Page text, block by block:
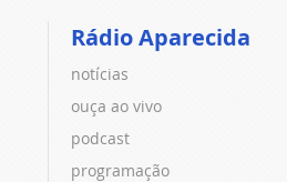
Rádio Aparecida
notícias
ouça ao vivo
podcast
programação